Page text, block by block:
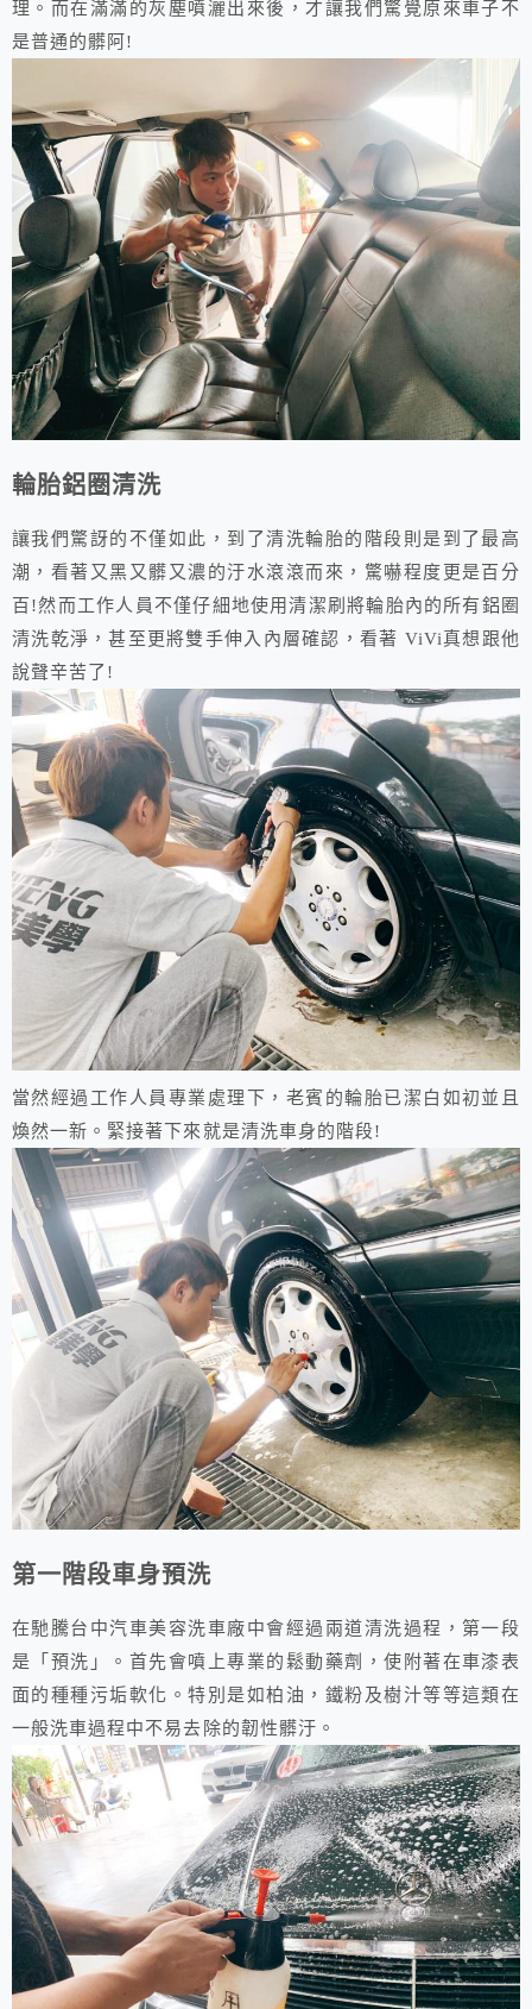
理。而在滿滿的灰塵噴灑出來後，才讓我們驚覺原來車子不
是普通的髒阿!
輪胎鋁圈清洗
讓我們驚訝的不僅如此，到了清洗輪胎的階段則是到了最高
潮，看著又黑又髒又濃的汙水滾滾而來，驚嚇程度更是百分
百!然而工作人員不僅仔細地使用清潔刷將輪胎內的所有鋁圈
清洗乾淨，甚至更將雙手伸入內層確認，看著 ViVi真想跟他
說聲辛苦了!
當然經過工作人員專業處理下，老賓的輪胎已潔白如初並且
煥然一新。緊接著下來就是清洗車身的階段!
第一階段車身預洗
在馳騰台中汽車美容洗車廠中會經過兩道清洗過程，第一段
是「預洗」。首先會噴上專業的鬆動藥劑，使附著在車漆表
面的種種污垢軟化。特別是如柏油，鐵粉及樹汁等等這類在
一般洗車過程中不易去除的韌性髒汙。